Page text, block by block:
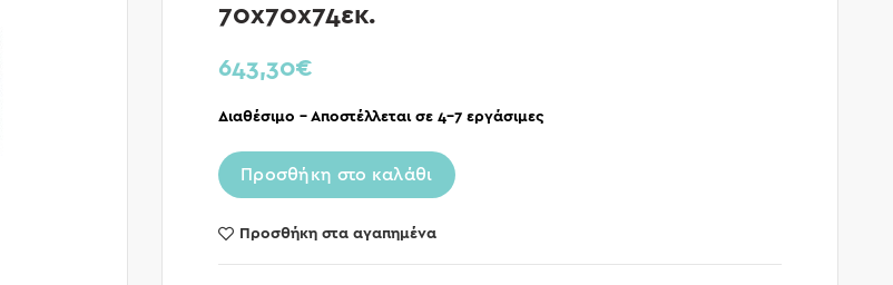
70x70x74εκ.
643,30€
Διαθέσιμο – Αποστέλλεται σε 4-7 εργάσιμες
Προσθήκη στο καλάθι
Προσθήκη στα αγαπημένα